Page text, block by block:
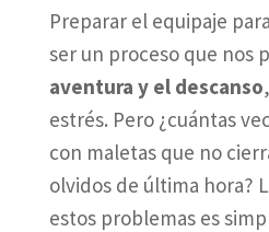
Preparar el equipaje
ser un proceso que nos
aventura y el descanso
estrés. Pero ¿cuántas
con maletas que no
olvidos de última hora?
estos problemas es